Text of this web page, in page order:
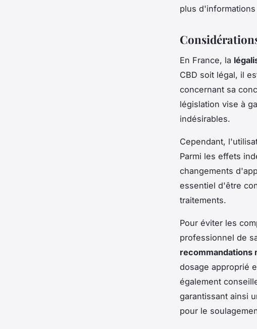
plus
En France, la
CBD soit légal, il
concernant sa
législation vise à
indésirables.
Cependant,
Parmi les effets
changements
essentiel d'être
traitements.
Pour éviter les
professionnel de
recommandations
dosage approprié
également
garantissant ainsi
pour le